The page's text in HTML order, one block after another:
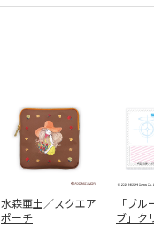
水森亜土／スクエア
ポーチ
「ブ
ブ」ク